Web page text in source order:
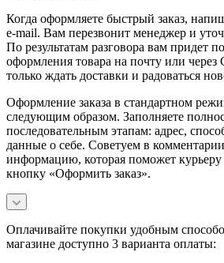
Когда оформляете быстрый заказ,
e-mail. Вам перезвонит менеджер и
По результатам разговора вам придет
оформления товара на почту или
только ждать доставки и радоваться
Оформление заказа в стандартном
следующим образом. Заполняете
последовательным этапам: адрес,
данные о себе. Советуем в комментарии
информацию, которая поможет
кнопку «Оформить заказ».
Оплачивайте покупки удобным
магазине доступно 3 варианта оплаты: